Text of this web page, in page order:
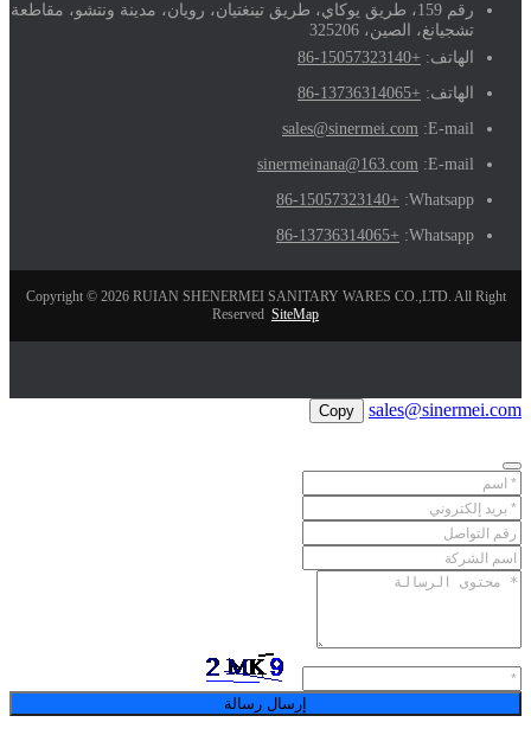
رقم 159، طريق يوكاي، طريق تينغتيان، رويان، مدينة ونتشو، مقاطعة
تشجيانغ، الصين، 325206
الهاتف: +86-15057323140
الهاتف: +86-13736314065
E-mail:
sales@sinermei.com
E-mail:
sinermeinana@163.com
Whatsapp:
+86-15057323140
Whatsapp:
+86-13736314065
Copyright © 2026 RUIAN SHENERMEI SANITARY WARES CO.,LTD. All Right
Reserved SiteMap
sales@sinermei.com
Copy
إرسال رسالة